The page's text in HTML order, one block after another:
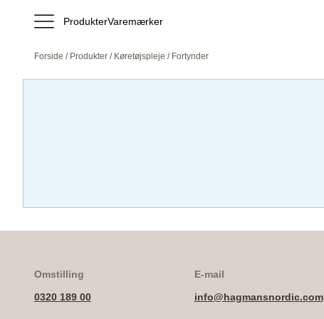
ProdukterVaremærker
Forside / Produkter / Køretøjspleje / Fortynder
Omstilling
0320 189 00
E-mail
info@hagmansnordic.com